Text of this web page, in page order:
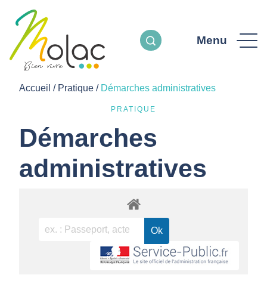
Menu
Accueil / Pratique / Démarches administratives
PRATIQUE
Démarches
administratives